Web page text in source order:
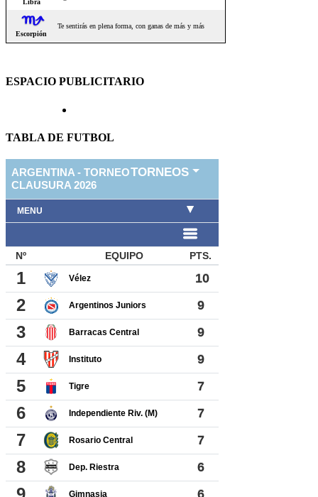
ESPACIO PUBLICITARIO
TABLA DE FUTBOL